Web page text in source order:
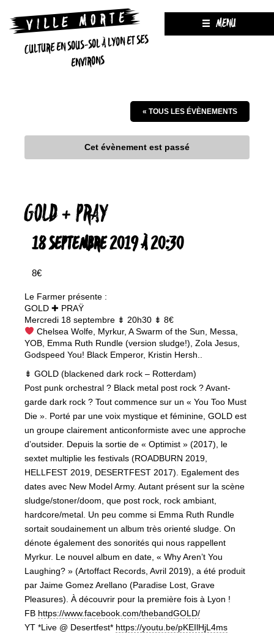
CULTURE EN SOUS-SOL À LYON ET SES
ENVIRONS
MENU
« TOUS LES ÉVÈNEMENTS
Cet évènement est passé
GOLD + PRAY
18 SEPTEMBRE 2019 À 20:30
8€
Le Farmer présente :
GOLD ✚ PRAŸ
Mercredi 18 septembre ⇟ 20h30 ⇟ 8€
Chelsea Wolfe, Myrkur, A Swarm of the Sun, Messa,
YOB, Emma Ruth Rundle (version sludge!), Zola Jesus,
Godspeed You! Black Emperor, Kristin Hersh..
⇟ GOLD (blackened dark rock – Rotterdam)
Post punk orchestral ? Black metal post rock ? Avant-
garde dark rock ? Tout commence sur un « You Too Must
Die ». Porté par une voix mystique et féminine, GOLD est
un groupe clairement anticonformiste avec une approche
d’outsider. Depuis la sortie de « Optimist » (2017), le
sextet multiplie les festivals (ROADBURN 2019,
HELLFEST 2019, DESERTFEST 2017). Egalement des
dates avec New Model Army. Autant présent sur la scène
sludge/stoner/doom, que post rock, rock ambiant,
hardcore/metal. Un peu comme si Emma Ruth Rundle
sortait soudainement un album très orienté sludge. On
dénote également des sonorités qui nous rappellent
Myrkur. Le nouvel album en date, « Why Aren’t You
Laughing? » (Artoffact Records, Avril 2019), a été produit
par Jaime Gomez Arellano (Paradise Lost, Grave
Pleasures). À découvrir pour la première fois à Lyon !
FB https://www.facebook.com/thebandGOLD/
YT *Live @ Desertfest* https://youtu.be/pKEIlHjL4ms